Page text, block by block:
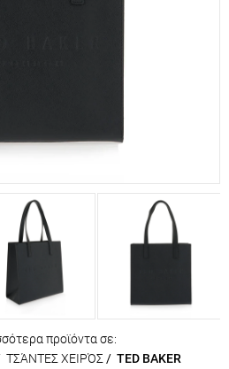
προϊόντα σε:
ΤΣΆΝΤΕΣ ΧΕΙΡΌΣ / TED BAKER